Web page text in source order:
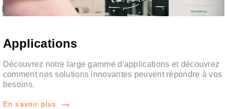
Applications
Découvrez notre large gamme d'applications et découvrez
comment nos solutions innovantes peuvent répondre à vos
besoins.
En savoir plus